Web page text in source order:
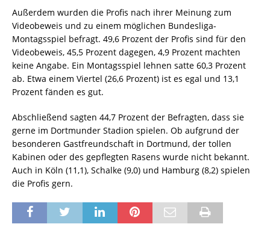
Außerdem wurden die Profis nach ihrer Meinung zum
Videobeweis und zu einem möglichen Bundesliga-
Montagsspiel befragt. 49,6 Prozent der Profis sind für den
Videobeweis, 45,5 Prozent dagegen, 4,9 Prozent machten
keine Angabe. Ein Montagsspiel lehnen satte 60,3 Prozent
ab. Etwa einem Viertel (26,6 Prozent) ist es egal und 13,1
Prozent fänden es gut.
Abschließend sagten 44,7 Prozent der Befragten, dass sie
gerne im Dortmunder Stadion spielen. Ob aufgrund der
besonderen Gastfreundschaft in Dortmund, der tollen
Kabinen oder des gepflegten Rasens wurde nicht bekannt.
Auch in Köln (11,1), Schalke (9,0) und Hamburg (8,2) spielen
die Profis gern.